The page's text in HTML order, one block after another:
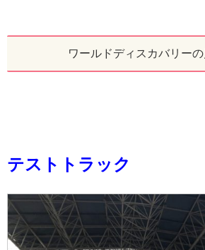
ワールドディスカバリー
テストトラック